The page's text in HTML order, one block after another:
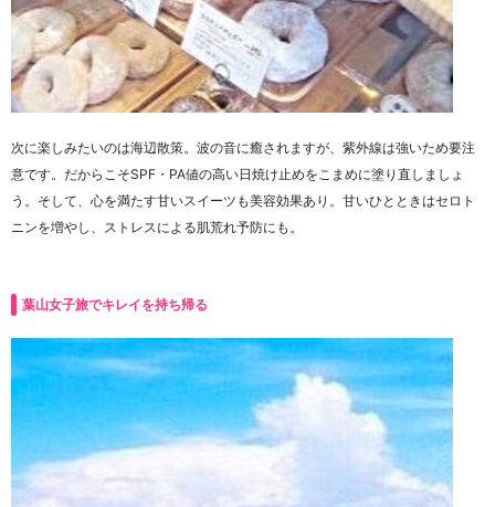
次に楽しみたいのは海辺散策。波の音に癒されますが、紫外線は強いため要注
意です。だからこそSPF・PA値の高い日焼け止めをこまめに塗り直しましょ
う。そして、心を満たす甘いスイーツも美容効果あり。甘いひとときはセロト
ニンを増やし、ストレスによる肌荒れ予防にも。
葉山女子旅でキレイを持ち帰る